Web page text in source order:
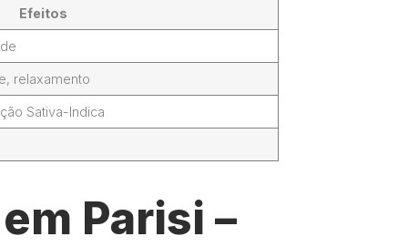
Efeitos
relaxamento
Sativa-Indica
Parisi –